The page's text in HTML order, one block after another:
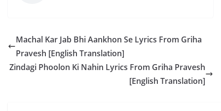
Machal Kar Jab Bhi Aankhon Se Lyrics From Griha
Pravesh [English Translation]
Zindagi Phoolon Ki Nahin Lyrics From Griha Pravesh
[English Translation]